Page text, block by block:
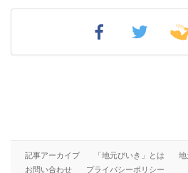
記事アーカイブ 「地元びいき」とは
お問い合わせ
プライバシーポリシー